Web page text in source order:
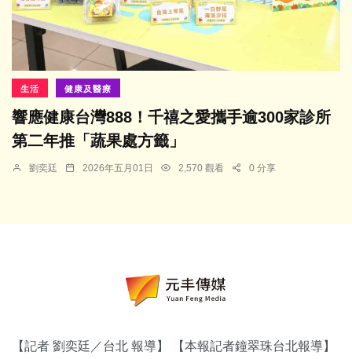
生活 健康及醫療
響應健康台灣888！千禧之愛攜手逾300家診所
第二年推「蔬果處方籤」
劉奕廷 2026年五月01日 2,570 觀看 0 分享
【記者 劉奕廷／台北 報導】 【本報記者鐘翠珠台北報導】